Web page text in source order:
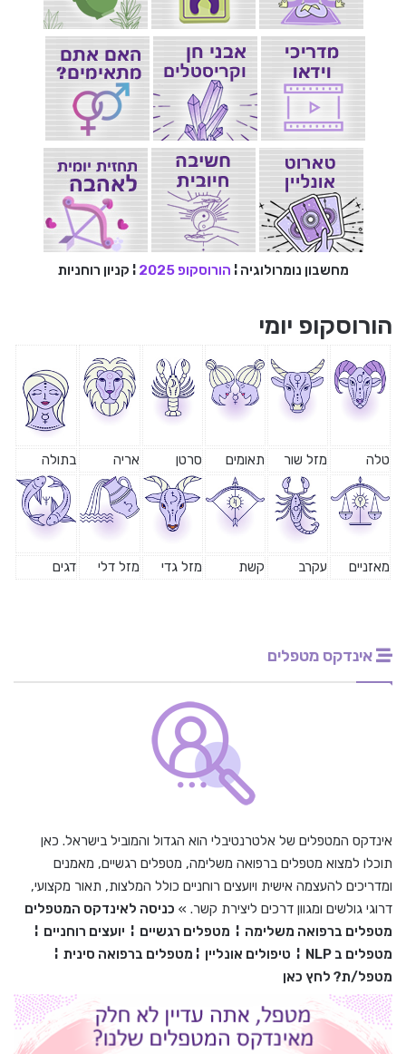
מחשבון נומרולוגיה ¦ הורוסקופ 2025 ¦ קניון רוחניות
הורוסקופ יומי
טלה מזל שור תאומים סרטן אריה בתולה
מאזניים עקרב קשת מזל גדי מזל דלי דגים
אינדקס מטפלים
אינדקס המטפלים של אלטרנטיבלי הוא הגדול והמוביל בישראל. כאן
תוכלו למצוא מטפלים ברפואה משלימה, מטפלים רגשיים, מאמנים
ומדריכים להעצמה אישית ויועצים רוחניים כולל המלצות, תאור מקצועי,
דרוגי גולשים ומגוון דרכים ליצירת קשר. » כניסה לאינדקס המטפלים
מטפלים ברפואה משלימה ¦ מטפלים רגשיים ¦ יועצים רוחניים ¦
מטפלים ב NLP
¦ טיפולים אונליין ¦ מטפלים ברפואה סינית ¦
מטפל/ת? לחץ כאן